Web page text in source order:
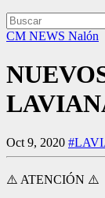
CM NEWS Nalón
Oct 9, 2020
⚠️ ATENCIÓN ⚠️